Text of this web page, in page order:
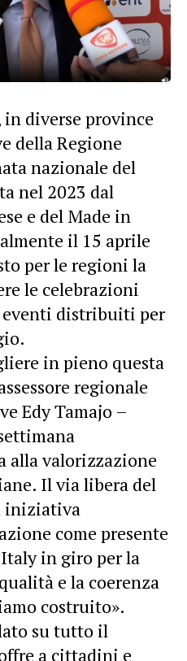
diverse province
della Regione
nazionale del
nel 2023 dal
e del Made in
il 15 aprile
per le regioni la
le celebrazioni
eventi distribuiti per
in pieno questa
regionale
Edy Tamajo –
alla valorizzazione
Il via libera del
iniziativa
come presente
in giro per la
e la coerenza
costruito».
su tutto il
a cittadini e